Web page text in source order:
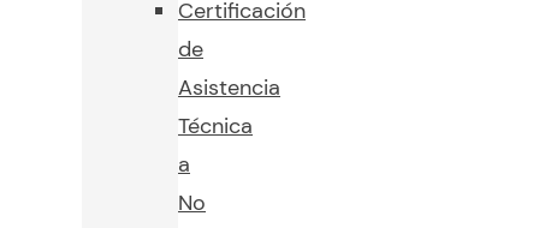
Certificación
de
Asistencia
Técnica
a
No